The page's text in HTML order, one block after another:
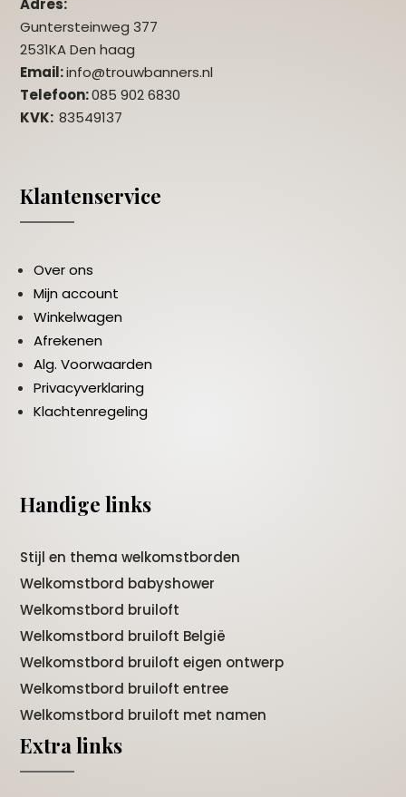
Guntersteinweg 377
2531KA Den haag
Email:info@trouwbanners.nl
Telefoon:085 902 6830
KVK:83549137
Klantenservice
Over ons
Mijn account
Winkelwagen
Afrekenen
Alg. Voorwaarden
Privacyverklaring
Klachtenregeling
Handige links
Stijl en thema welkomstborden
Welkomstbord babyshower
Welkomstbord bruiloft
Welkomstbord bruiloft België
Welkomstbord bruiloft eigen ontwerp
Welkomstbord bruiloft entree
Welkomstbord bruiloft met namen
Extra links